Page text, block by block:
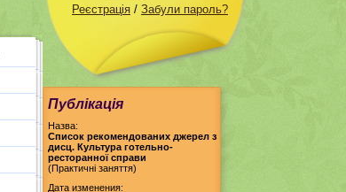
Реєстрація / Забули пароль?
Публікація
Назва:
Список рекомендованих джерел з
дисц. Культура готельно-
ресторанної справи
(Практичні заняття)
Дата изменения: